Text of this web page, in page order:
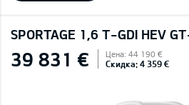
SPORTAGE 1,6 T-GDI HEV
39 831 € Цена: 44 190 €
Скидка: 4 359 €